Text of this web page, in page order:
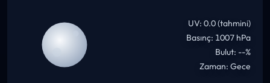
UV: 0.0 (tahmini)
Basınç: 1007 hPa
Bulut: --%
Zaman: Gece